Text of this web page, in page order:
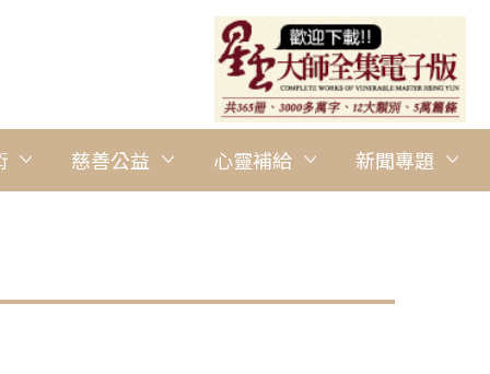
慈善公益 心靈補給 新聞專題